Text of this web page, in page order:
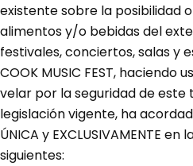
existente sobre la posibilidad
alimentos y/o bebidas del
festivales, conciertos, salas y
COOK MUSIC FEST, haciendo
velar por la seguridad de este
legislación vigente, ha
ÚNICA y EXCLUSIVAMENTE
siguientes: